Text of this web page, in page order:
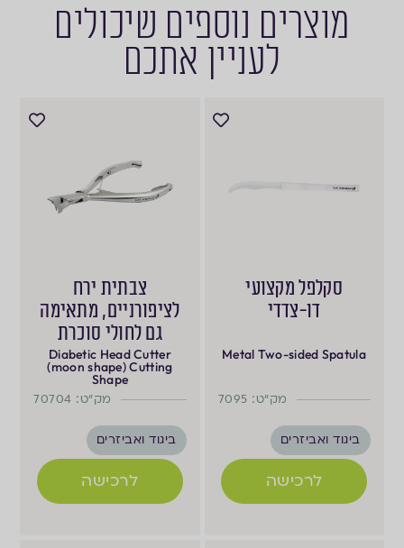
מוצרים נוספים שיכולים
לעניין אתכם
סקלפל מקצועי
דו-צדדי
Metal Two-sided Spatula
מק"ט: 7095
ביגוד ואביזרים
לרכישה
צבתית ירח
לציפורניים, מתאימה
גם לחולי סוכרת
Diabetic Head Cutter
(moon shape) Cutting
Shape
מק"ט: 70704
ביגוד ואביזרים
לרכישה